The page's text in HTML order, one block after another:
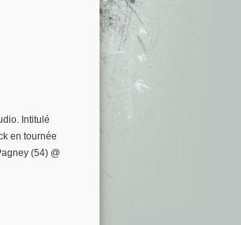
Intitulé
en tournée
(54) @